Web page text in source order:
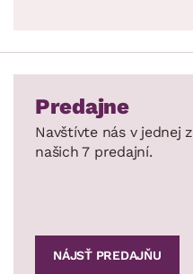
Predajne
Navštívte nás v jednej z
našich 7 predajní.
NÁJSŤ PREDAJŇU